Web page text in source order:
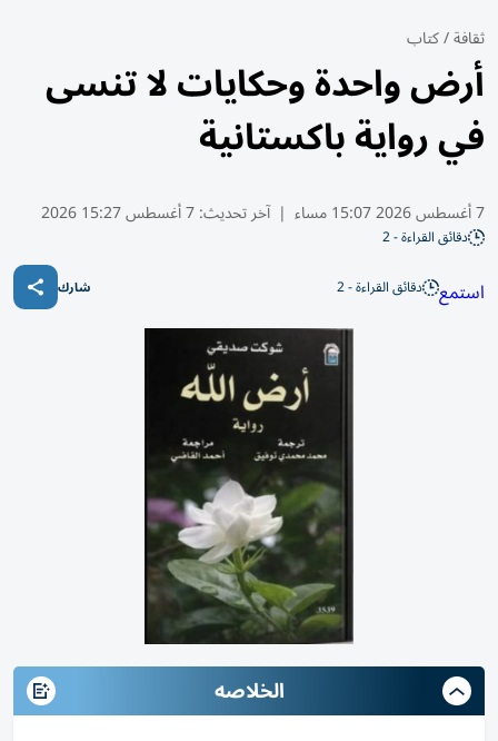
ثقافة/كتاب
أرض واحدة وحكايات لا تنسى
في رواية باكستانية
7 أغسطس 2026 15:07 مساء | آخر تحديث:7 أغسطس 15:27 2026
دقائق القراءة - 2
استمع دقائق القراءة - 2 شارك
الخلاصه